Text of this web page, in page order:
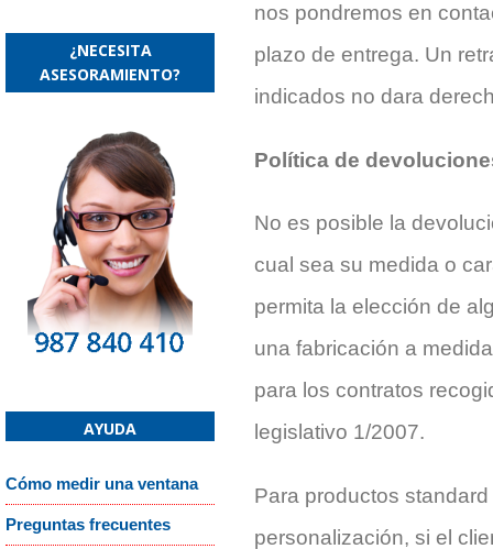
¿NECESITA
ASESORAMIENTO?
AYUDA
Cómo medir una ventana
Preguntas frecuentes
nos pondremos en
plazo de entrega. Un
indicados no dara
Política de
No es posible la
cual sea su medida o
permita la elección de
una fabricación a
para los contratos
legislativo 1/2007.
Para productos
personalización, si el